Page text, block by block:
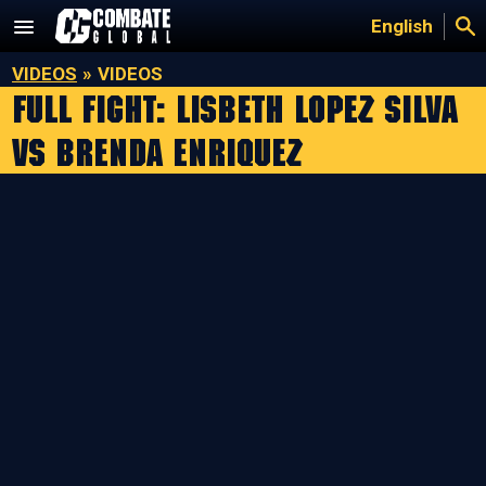
contenido
English
VIDEOS » VIDEOS
Full Fight: Lisbeth Lopez Silva
vs Brenda Enriquez